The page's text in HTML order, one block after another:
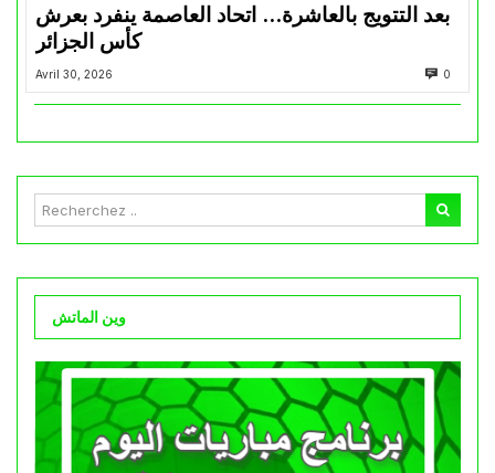
بعد التتويج بالعاشرة… اتحاد العاصمة ينفرد بعرش
كأس الجزائر
Avril 30, 2026 0
وين الماتش